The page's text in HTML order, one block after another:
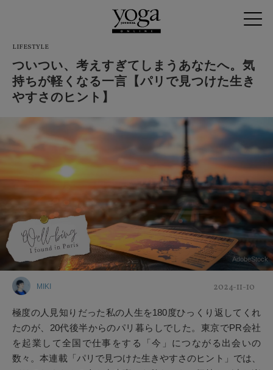
LIFESTYLE
ついつい、考えすぎてしまうあなたへ。気
持ちが軽くなる一言【パリで見つけた生き
やすさのヒント】
AdobeStock
MIKI 2024-11-10
極度の人見知りだった私の人生を180度ひっくり返してくれ
たのが、20代後半からのパリ暮らしでした。東京でPR会社
を起業して全国で仕事をする「今」につながる出会いの
数々。本連載「パリで見つけた生きやすさのヒント」では、